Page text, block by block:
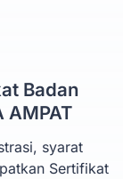
Badan
AMPAT
syarat
Sertifikat